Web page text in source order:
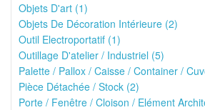
Objets D'art (1)
Objets De Décoration Intérieure (2)
Outil Electroportatif (1)
Outillage D'atelier / Industriel (5)
Palette / Pallox / Caisse / Container /
Pièce Détachée / Stock (2)
Porte / Fenêtre / Cloison / Elément